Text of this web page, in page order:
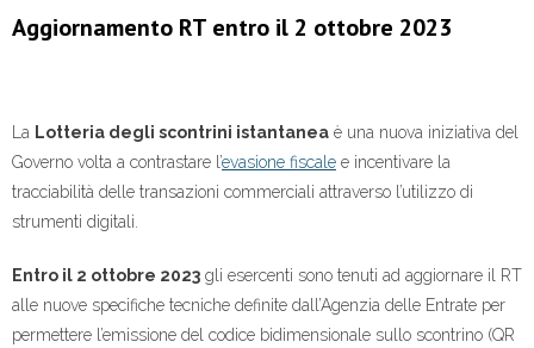
Aggiornamento RT entro il 2 ottobre 2023
La Lotteria degli scontrini istantanea è una nuova iniziativa del
Governo volta a contrastare l’evasione fiscale e incentivare la
tracciabilità delle transazioni commerciali attraverso l’utilizzo di
strumenti digitali.
Entro il 2 ottobre 2023 gli esercenti sono tenuti ad aggiornare il RT
alle nuove specifiche tecniche definite dall’Agenzia delle Entrate per
permettere l’emissione del codice bidimensionale sullo scontrino (QR